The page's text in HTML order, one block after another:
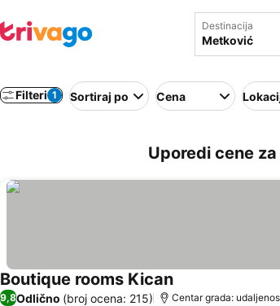
Destinacija
Filteri 1 Sortiraj po Cena
Uporedi cene
Boutique rooms KicanPogledaj cene
9,8Odlično (broj ocena: 215) Centar grada: